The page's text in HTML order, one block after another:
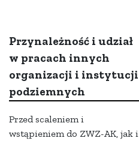
Przynależność i udział
w pracach innych
organizacji i instytucji
podziemnych
Przed scaleniem i
wstąpieniem do ZWZ-AK, jak i